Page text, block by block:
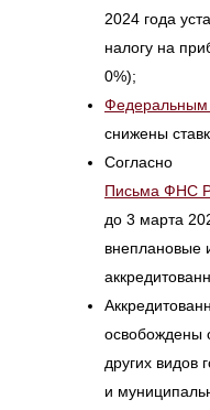
2024 года
налогу на
0%);
снижены
Согласно
Письма ФНС
до 3 марта
внеплановые
освобождены
других видов
и